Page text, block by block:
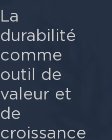
La
durabilité
comme
outil de
valeur et
de
croissance